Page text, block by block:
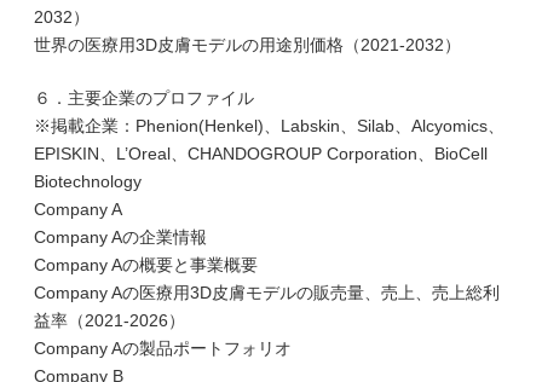
2032）
世界の医療用3D皮膚モデルの用途別価格（2021-2032）
６．主要企業のプロファイル
※掲載企業：Phenion(Henkel)、Labskin、Silab、Alcyomics、
EPISKIN、L’Oreal、CHANDOGROUP Corporation、BioCell
Biotechnology
Company A
Company Aの企業情報
Company Aの概要と事業概要
Company Aの医療用3D皮膚モデルの販売量、売上、売上総利
益率（2021-2026）
Company Aの製品ポートフォリオ
Company B